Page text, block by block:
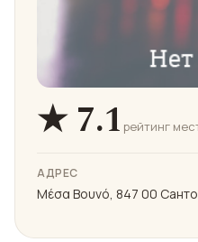
★ 7.1 рейтинг
АДРЕС
Μέσα Βουνό, 847 00